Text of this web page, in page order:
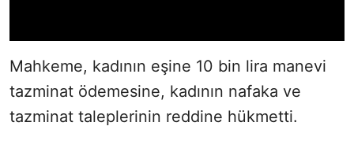
Mahkeme, kadının eşine 10 bin lira manevi
tazminat ödemesine, kadının nafaka ve
tazminat taleplerinin reddine hükmetti.